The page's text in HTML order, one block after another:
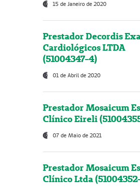
15 de Janeiro de 2020
Prestador Decordis
Cardiológicos LTDA
(51004347-4)
01 de Abril de 2020
Prestador Mosaicum
Clínico Eireli
07 de Maio de 2021
Prestador Mosaicum
Clínico Ltda